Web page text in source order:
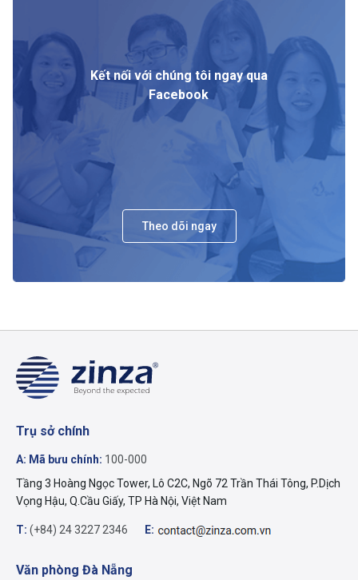
Kết nối với chúng tôi ngay qua
Facebook
Theo dõi ngay
Trụ sở chính
A: Mã bưu chính: 100-000
Tầng 3 Hoàng Ngọc Tower, Lô C2C, Ngõ 72 Trần Thái Tông, P.Dịch
Vọng Hậu, Q.Cầu Giấy, TP Hà Nội, Việt Nam
T: (+84) 24 3227 2346 E:
Văn phòng Đà Nẵng